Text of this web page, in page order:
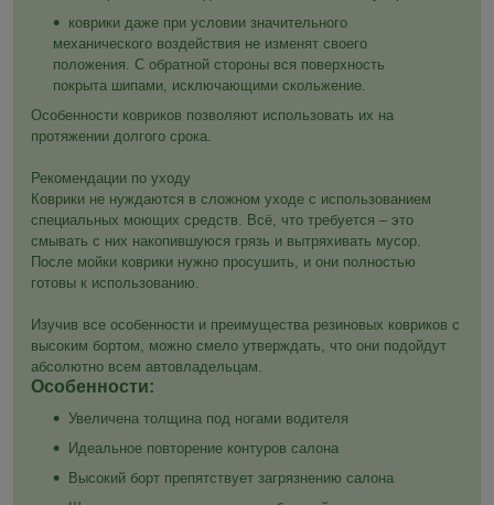
коврики даже при условии значительного
механического воздействия не изменят своего
положения. С обратной стороны вся поверхность
покрыта шипами, исключающими скольжение.
Особенности ковриков позволяют использовать их на
протяжении долгого срока.
Рекомендации по уходу
Коврики не нуждаются в сложном уходе с использованием
специальных моющих средств. Всё, что требуется – это
смывать с них накопившуюся грязь и вытряхивать мусор.
После мойки коврики нужно просушить, и они полностью
готовы к использованию.
Изучив все особенности и преимущества резиновых ковриков с
высоким бортом, можно смело утверждать, что они подойдут
абсолютно всем автовладельцам.
Особенности:
Увеличена толщина под ногами водителя
Идеальное повторение контуров салона
Высокий борт препятствует загрязнению салона